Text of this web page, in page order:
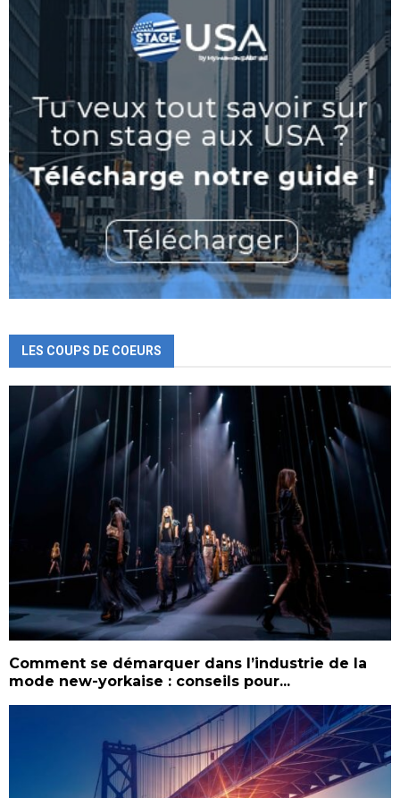
LES COUPS DE COEURS
Comment se démarquer dans l’industrie de la
mode new-yorkaise : conseils pour...